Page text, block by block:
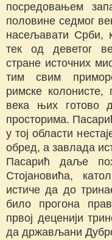
посредовањем
половине седмог
насељавати Срби,
тек од деветог
стране источних
тим cвим
римске колонисте,
века њих готово
просторима.
у тој области
обред, а завлада
Пасарић даље
Стојановића,
истиче да до
било прогона
првој деценији
да држављани